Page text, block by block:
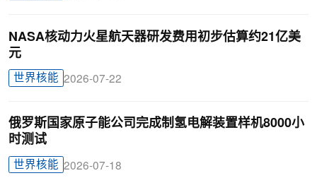
NASA核动力火星航天器研发费用初步估算约21亿美
元
世界核能 2026-07-22
俄罗斯国家原子能公司完成制氢电解装置样机8000小
时测试
世界核能 2026-07-18